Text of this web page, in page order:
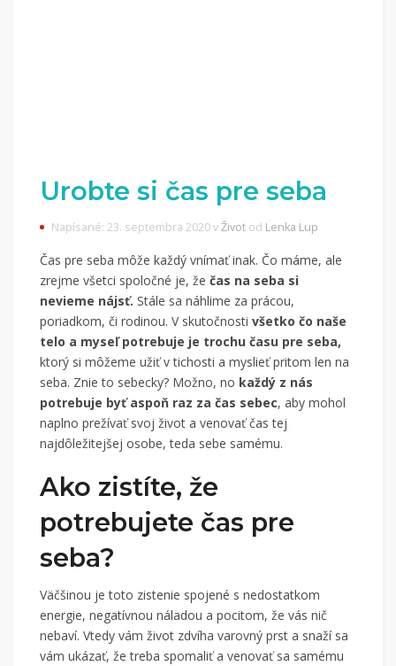
Urobte si čas pre seba
Napísané: 23. septembra 2020 vŽivot od Lenka Lup
Čas pre seba môže každý vnímať inak. Čo máme, ale
zrejme všetci spoločné je, že čas na seba si
nevieme nájsť. Stále sa náhlime za prácou,
poriadkom, či rodinou. V skutočnosti všetko čo naše
telo a myseľ potrebuje je trochu času pre seba,
ktorý si môžeme užiť v tichosti a myslieť pritom len na
seba. Znie to sebecky? Možno, no každý z nás
potrebuje byť aspoň raz za čas sebec, aby mohol
naplno prežívať svoj život a venovať čas tej
najdôležitejšej osobe, teda sebe samému.
Ako zistíte, že
potrebujete čas pre
seba?
Väčšinou je toto zistenie spojené s nedostatkom
energie, negatívnou náladou a pocitom, že vás nič
nebaví. Vtedy vám život zdvíha varovný prst a snaží sa
vám ukázať, že treba spomaliť a venovať sa samému